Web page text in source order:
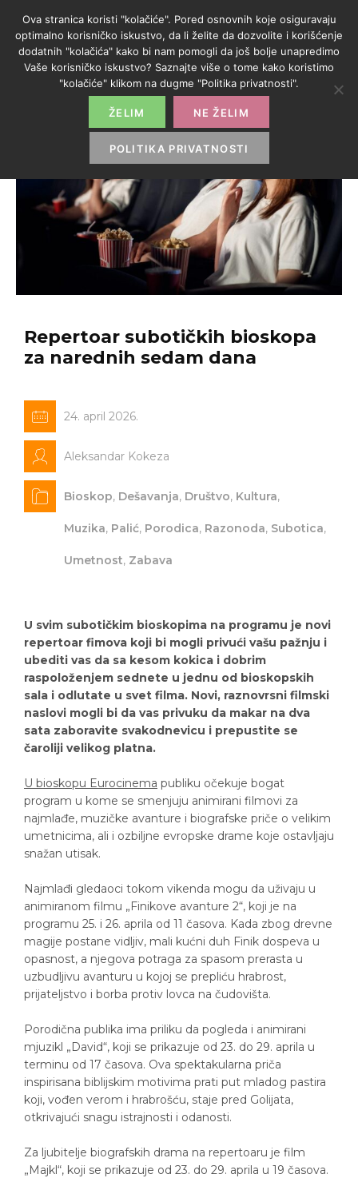
Repertoar subotičkih bioskopa
za narednih sedam dana
24. april 2026.
Aleksandar Kokeza
Bioskop, Dešavanja, Društvo, Kultura,
Muzika, Palić, Porodica, Razonoda, Subotica,
Umetnost, Zabava
U svim subotičkim bioskopima na programu je novi
repertoar fimova koji bi mogli privući vašu pažnju i
ubediti vas da sa kesom kokica i dobrim
raspoloženjem sednete u jednu od bioskopskih
sala i odlutate u svet filma. Novi, raznovrsni filmski
naslovi mogli bi da vas privuku da makar na dva
sata zaboravite svakodnevicu i prepustite se
čaroliji velikog platna.
U bioskopu Eurocinema publiku očekuje bogat
program u kome se smenjuju animirani filmovi za
najmlađe, muzičke avanture i biografske priče o velikim
umetnicima, ali i ozbiljne evropske drame koje ostavljaju
snažan utisak.
Najmlađi gledaoci tokom vikenda mogu da uživaju u
animiranom filmu „Finikove avanture 2“, koji je na
programu 25. i 26. aprila od 11 časova. Kada zbog drevne
magije postane vidljiv, mali kućni duh Finik dospeva u
opasnost, a njegova potraga za spasom prerasta u
uzbudljivu avanturu u kojoj se prepliću hrabrost,
prijateljstvo i borba protiv lovca na čudovišta.
Porodična publika ima priliku da pogleda i animirani
mjuzikl „David“, koji se prikazuje od 23. do 29. aprila u
terminu od 17 časova. Ova spektakularna priča
inspirisana biblijskim motivima prati put mladog pastira
koji, vođen verom i hrabrošću, staje pred Golijata,
otkrivajući snagu istrajnosti i odanosti.
Za ljubitelje biografskih drama na repertoaru je film
„Majkl“, koji se prikazuje od 23. do 29. aprila u 19 časova.
Ova stranica koristi "kolačiće". Pored osnovnih koje osiguravaju
optimalno korisničko iskustvo, da li želite da dozvolite i korišćenje
dodatnih "kolačića" kako bi nam pomogli da još bolje unapredimo
Vaše korisničko iskustvo? Saznajte više o tome kako koristimo
"kolačiće" klikom na dugme "Politika privatnosti".
ŽELIM NE ŽELIM
POLITIKA PRIVATNOSTI